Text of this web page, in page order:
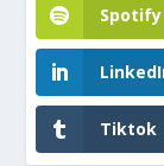
Spotify
Tiktok